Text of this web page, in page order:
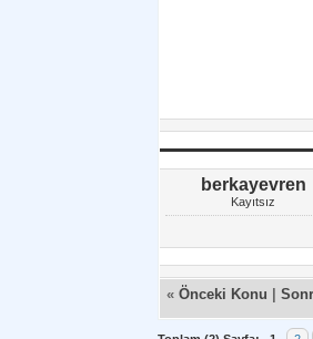
berkayevren
Kayıtsız
« Önceki Konu